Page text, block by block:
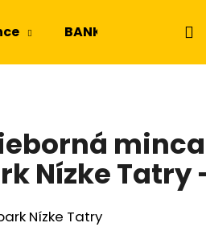
BANKOVKY
Nízke Tatry
Nízke Tatry